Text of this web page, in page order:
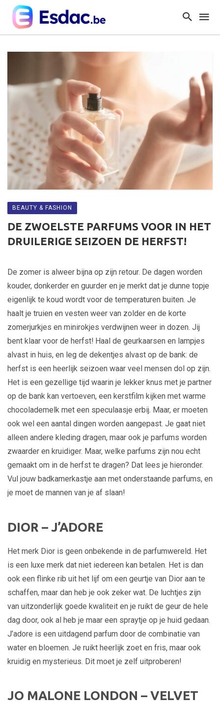
BEAUTY & FASHION
DE ZWOELSTE PARFUMS VOOR IN HET
DRUILERIGE SEIZOEN DE HERFST!
De zomer is alweer bijna op zijn retour. De dagen worden
kouder, donkerder en guurder en je merkt dat je dunne topje
eigenlijk te koud wordt voor de temperaturen buiten. Je
haalt je truien en vesten weer van zolder en de korte
zomerjurkjes en minirokjes verdwijnen weer in dozen. Jij
bent klaar voor de herfst! Haal de geurkaarsen en lampjes
alvast in huis, en leg de dekentjes alvast op de bank: de
herfst is een heerlijk seizoen waar veel mensen dol op zijn.
Het is een gezellige tijd waarin je lekker knus met je partner
op de bank kan vertoeven, een kerstfilm kijken met warme
chocolademelk met een speculaasje erbij. Maar, er moeten
ook wel een aantal dingen worden aangepast. Je gaat niet
alleen andere kleding dragen, maar ook je parfums worden
zwaarder en kruidiger. Maar, welke parfums zijn nou echt
gemaakt om in de herfst te dragen? Dat lees je hieronder.
Vul jouw badkamerkastje aan met onderstaande parfums, en
je moet de mannen van je af slaan!
DIOR – J’ADORE
Het merk Dior is geen onbekende in de parfumwereld. Het
is een luxe merk dat niet iedereen kan betalen. Het is dan
ook een flinke rib uit het lijf om een geurtje van Dior aan te
schaffen, maar dan heb je ook zeker wat. De luchtjes zijn
van uitzonderlijk goede kwaliteit en je ruikt de geur de hele
dag door, ook al heb je maar een spraytje op je huid gedaan.
J’adore is een uitdagend parfum door de combinatie van
water en bloemen. Je ruikt heerlijk zoet en fris, maar ook
kruidig en mysterieus. Dit moet je zelf uitproberen!
JO MALONE LONDON – VELVET